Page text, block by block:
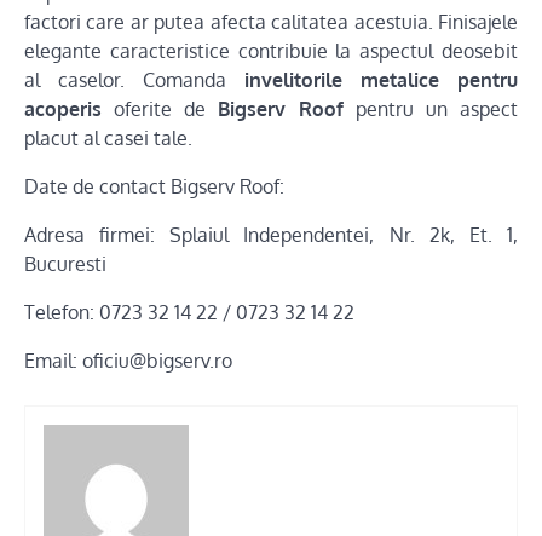
factori care ar putea afecta calitatea acestuia. Finisajele
elegante caracteristice contribuie la aspectul deosebit
al caselor. Comanda invelitorile metalice pentru
acoperis oferite de Bigserv Roofpentru un aspect
placut al casei tale.
Date de contact Bigserv Roof:
Adresa firmei: Splaiul Independentei, Nr. 2k, Et. 1,
Bucuresti
Telefon: 0723 32 14 22 / 0723 32 14 22
Email: oficiu@bigserv.ro